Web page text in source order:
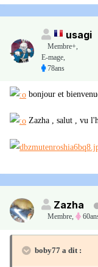
usagi
Membre+,
E-mage,
78ans
bonjour et
Zazha , salut , vu
Zazha
Membre,
boby77 a dit :